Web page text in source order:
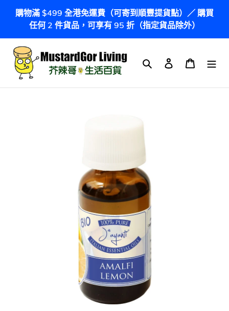
容
購物滿 $499 全港免運費（可寄到順豐提貨點）／ 購買
任何 2 件貨品，可享有 95 折（指定貨品除外）
搜尋 登入 購物車